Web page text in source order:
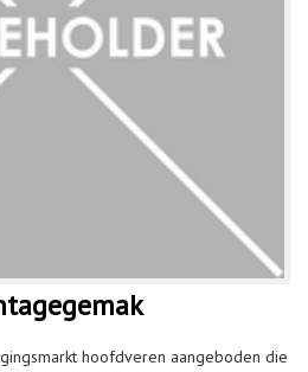
hoofdveren aangeboden die